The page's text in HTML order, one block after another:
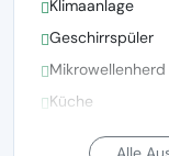
Klimaanlage
Geschirrspüler
Mikrowellenherd
Küche